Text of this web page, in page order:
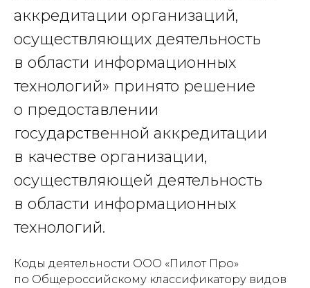
аккредитации организаций,
осуществляющих деятельность
в области информационных
технологий» принято решение
о предоставлении
государственной аккредитации
в качестве организации,
осуществляющей деятельность
в области информационных
технологий.
Коды деятельности ООО «Пилот Про»
по Общероссийскому классификатору видов